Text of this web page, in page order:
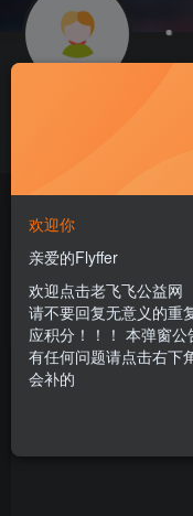
这家伙很懒，什么都没
You can't wait
老飞飞公益网全新改
不要回复无意义重
老飞飞公益网全新改
不要回复无意义重
文章0 收藏 2 评
欢迎你
亲爱的Flyffer
欢迎点击老飞飞公益网
请不要回复无意义的重
应积分！！！ 本弹窗
有任何问题请点击右下
会补的